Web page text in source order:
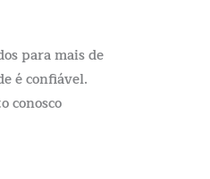
para mais de
é confiável.
conosco